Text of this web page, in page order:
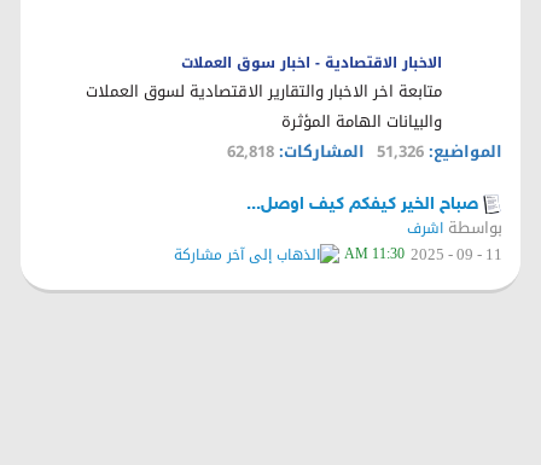
الاخبار الاقتصادية - اخبار سوق العملات
متابعة اخر الاخبار والتقارير الاقتصادية لسوق العملات
والبيانات الهامة المؤثرة
المواضيع:
المشاركات:
صباح الخير كيفكم كيف اوصل...
بواسطة اشرف
11 - 09 - 2025
11:30 AM